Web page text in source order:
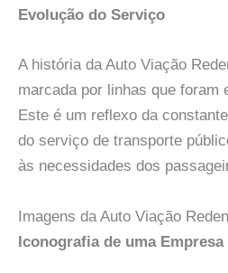
Evolução do Serviço
A história da Auto Viação
marcada por linhas que foram
Este é um reflexo da
do serviço de transporte
às necessidades dos
Imagens da Auto Viação
Iconografia de uma